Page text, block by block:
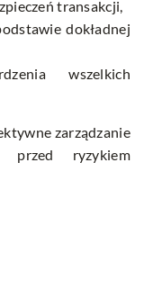
transakcji,
dokładnej
wszelkich
zarządzanie
przed ryzykiem